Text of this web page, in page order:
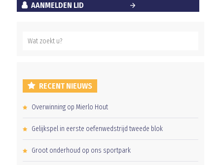
AANMELDEN LID
RECENT NIEUWS
Overwinning op Mierlo Hout
Gelijkspel in eerste oefenwedstrijd tweede blok
Groot onderhoud op ons sportpark